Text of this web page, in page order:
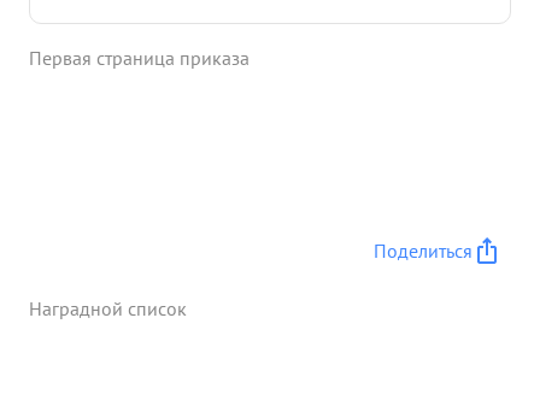
артиллерийских батарей 7, шестйстволь ных
Первая страница приказа
Поделиться
Наградной список